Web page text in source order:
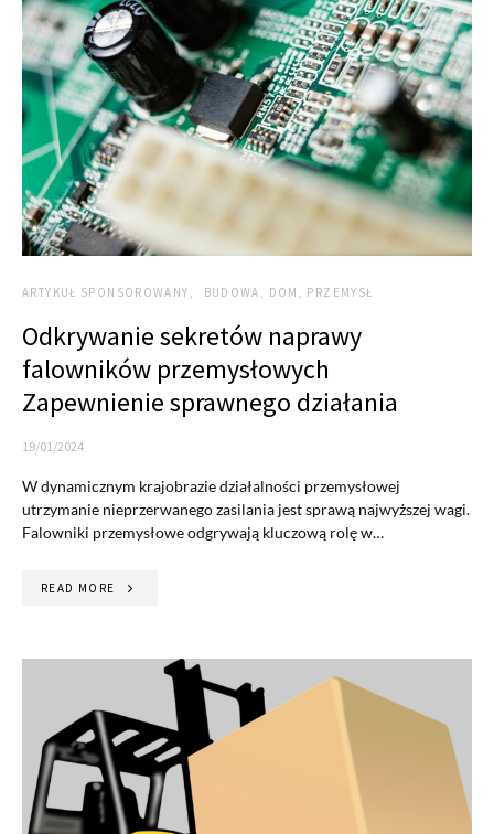
ARTYKUŁ SPONSOROWANY BUDOWA, DOM, PRZEMYSŁ
Odkrywanie sekretów naprawy
falowników przemysłowych
Zapewnienie sprawnego działania
19/01/2024
W dynamicznym krajobrazie działalności przemysłowej
utrzymanie nieprzerwanego zasilania jest sprawą najwyższej wagi.
Falowniki przemysłowe odgrywają kluczową rolę w…
READ MORE